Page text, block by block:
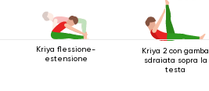
Kriya flessione-
estensione
Kriya 2 con gamba
sdraiata sopra la
testa